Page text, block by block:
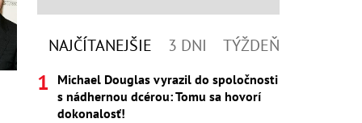
NAJČÍTANEJŠIE 3 DNI TÝŽDEŇ
Michael Douglas vyrazil do spoločnosti
s nádhernou dcérou: Tomu sa hovorí
dokonalosť!